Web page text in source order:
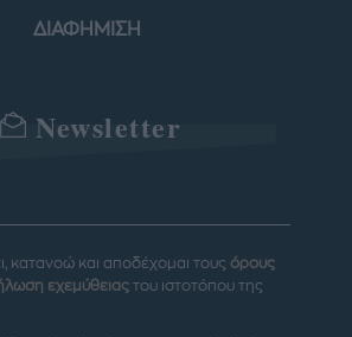
ΔΙΑΦΗΜΙΣΗ
Newsletter
κατανοώ και αποδέχομαι τους όρους
εχεμύθειας του ιστοτόπου της